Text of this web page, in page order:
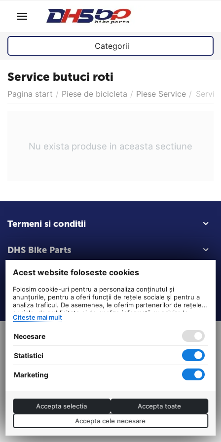
Categorii
Service butuci roti
Pagina start / Piese de bicicleta / Piese Service /
Nu exista produse in aceasta sectiune
Termeni si conditii
DHS Bike Parts
Suport clienti
Comenzi si livrare
Acest website foloseste cookies
Folosim cookie-uri pentru a personaliza conținutul și
anunțurile, pentru a oferi funcții de rețele sociale și pentru a
analiza traficul. De asemenea, le oferim partenerilor de rețele
sociale, de publicitate și de analize informații cu privire la
modul în care folosiți site-ul nostru. Aceștia le pot combina cu
serviciilor lor.
Citeste mai mult
Necesare
Statistici
Marketing
Accepta cele necesare
Accepta selectia Accepta toate